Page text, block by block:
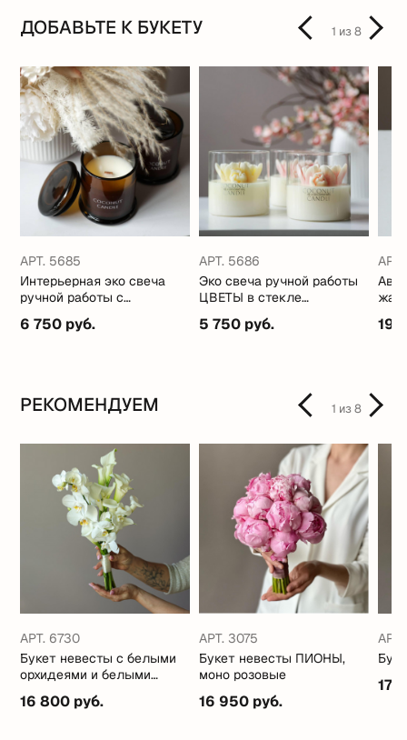
ДОБАВЬТЕ К БУКЕТУ 1 из8
АРТ. 5685
Интерьерная эко свеча
ручной работы с
кокосовым маслом
6 750 руб.
АРТ. 5686
Эко свеча ручной работы
ЦВЕТЫ в стекле
(стильные ароматы)
5 750 руб. 19
РЕКОМЕНДУЕМ 1 из8
АРТ. 6730
Букет невесты с белыми
орхидеями и белыми
16 800 руб.
АРТ. 3075
Букет невесты ПИОНЫ,
моно розовые
16 950 руб.
17